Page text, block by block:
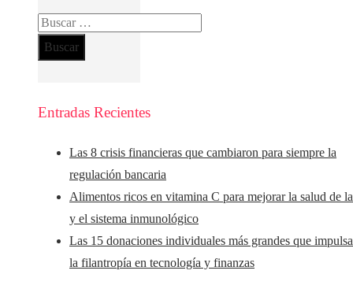
Buscar:
Entradas Recientes
Las 8 crisis financieras que cambiaron para siempre la
regulación bancaria
Alimentos ricos en vitamina C para mejorar la salud de
y el sistema inmunológico
Las 15 donaciones individuales más grandes que
la filantropía en tecnología y finanzas